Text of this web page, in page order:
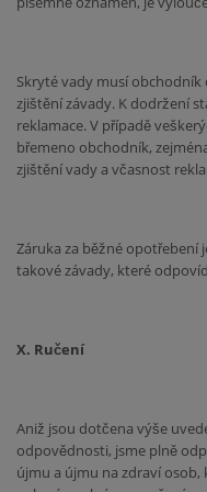
Skryté vady musí
zjištění závady. K dodržení
reklamace. V případě
břemeno obchodník,
zjištění vady a
Záruka za běžné opotřebení
takové závady, které
X. Ručení
Aniž jsou dotčena výše
odpovědnosti, jsme plně
újmu a újmu na zdraví